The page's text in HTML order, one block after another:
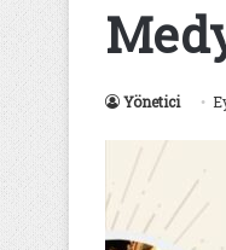
Yönetici